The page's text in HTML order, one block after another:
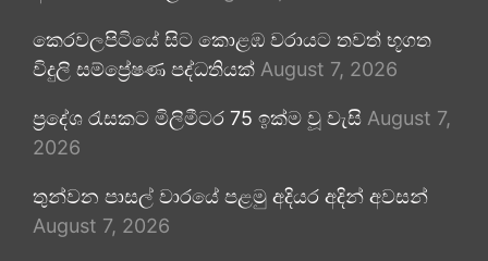
කෙරවලපිටියේ සිට කොළඹ වරායට තවත් භූගත
විදුලි සම්ප්‍රේෂණ පද්ධතියක් August 7, 2026
ප්‍රදේශ රැසකට මිලිමීටර 75 ඉක්ම වූ වැසි August 7,
2026
තුන්වන පාසල් වාරයේ පළමු අදියර අදින් අවසන්
August 7, 2026